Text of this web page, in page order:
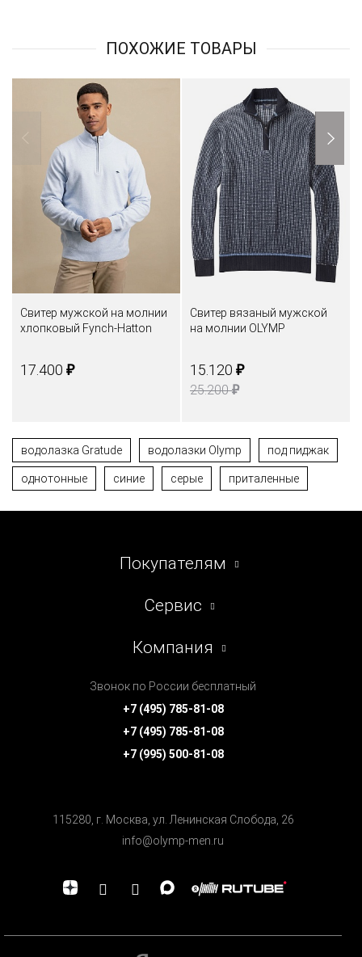
ПОХОЖИЕ ТОВАРЫ
Свитер мужской на молнии
хлопковый Fynch-Hatton
17.400 ₽
Свитер вязаный мужской
на молнии OLYMP
15.120 ₽
25.200₽
водолазка Gratude водолазки Olymp под пиджак
однотонные синие серые приталенные
Покупателям
Сервис
Компания
Звонок по России бесплатный
+7 (495) 785-81-08
+7 (495) 785-81-08
+7 (995) 500-81-08
115280, г. Москва, ул. Ленинская Cлобода, 26
info@olymp-men.ru